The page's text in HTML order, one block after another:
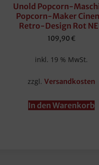
Unold Popcorn-
Popcorn-Maker
Retro-Design Rot
109,90 €
inkl. 19 % MwSt.
zzgl.Versandkosten
In den Warenkorb